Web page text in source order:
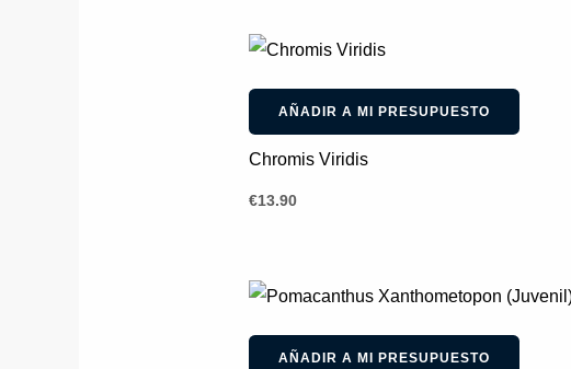
AÑADIR A MI PRESUPUESTO
Chromis Viridis
€13.90
AÑADIR A MI PRESUPUESTO